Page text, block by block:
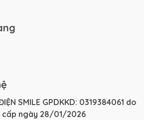
SMILE GPDKKD: 0319384061 do
cấp ngày 28/01/2026